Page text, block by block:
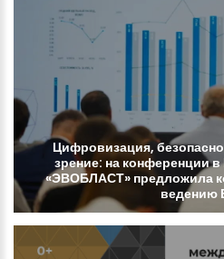
Цифровизация,
зрение: на конференциив
«ЭВОБЛАСТ» предложила
ведению